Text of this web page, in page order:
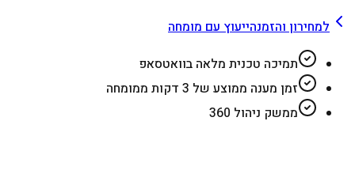
למחירון והזמנהייעוץ עם מומחה
תמיכה טכנית מלאה בוואטסאפ
זמן מענה ממוצע של 3 דקות ממומחה
ממשק ניהול 360